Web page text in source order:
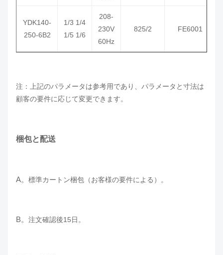
YDK140-
250-6B2
1/3 1/4
1/5 1/6
208-
230V
60Hz
825/2 FE6001
注：上記のパラメータは参考用であり、パラメータと寸法は
顧客の要件に応じて変更できます。
梱包と配送
A。 標準カートン梱包（お客様の要件による）。
B。 注文確認後15日。